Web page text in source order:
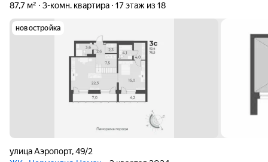
87,7 м²
3-комн. квартира 17 этаж из 18
новостройка
улица Аэропорт,49/2